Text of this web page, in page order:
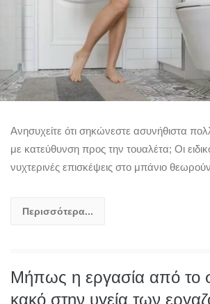
Aνησυχείτε ότι σηκώνεστε ασυνήθιστα
με κατεύθυνση προς την τουαλέτα; Οι
νυχτερινές επισκέψεις στο μπάνιο
Περισσότερα...
Μήπως η εργασία από το
κακό στην υγεία των